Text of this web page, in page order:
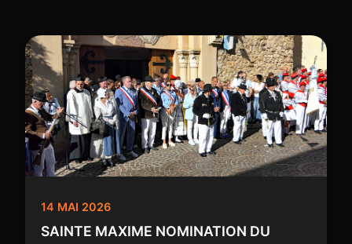
14 MAI 2026
SAINTE MAXIME NOMINATION DU